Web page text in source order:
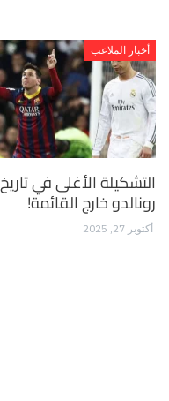
أخبار الملاعب
التشكيلة الأغلى في
رونالدو خارج القائمة!
أكتوبر 27, 2025